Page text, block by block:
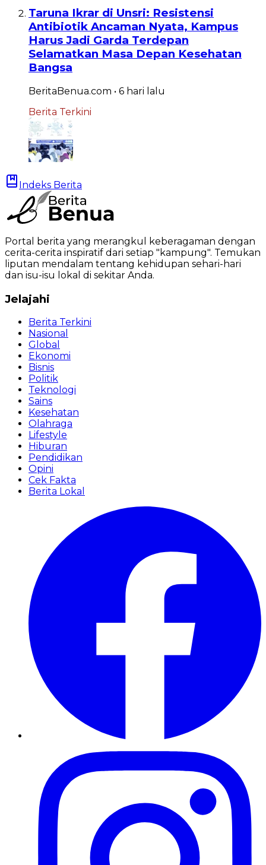
Taruna Ikrar di Unsri: Resistensi
Antibiotik Ancaman Nyata, Kampus
Harus Jadi Garda Terdepan
Selamatkan Masa Depan Kesehatan
Bangsa
BeritaBenua.com • 6 hari lalu
Berita Terkini
Indeks Berita
Portal berita yang merangkul keberagaman dengan
cerita-cerita inspiratif dari setiap "kampung". Temukan
liputan mendalam tentang kehidupan sehari-hari
dan isu-isu lokal di sekitar Anda.
Jelajahi
Berita Terkini
Nasional
Global
Ekonomi
Bisnis
Politik
Teknologi
Sains
Kesehatan
Olahraga
Lifestyle
Hiburan
Pendidikan
Opini
Cek Fakta
Berita Lokal